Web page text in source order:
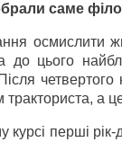
саме
осмислити
до цього
а
перші рік-